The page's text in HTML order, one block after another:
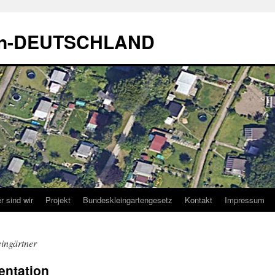
DEUTSCHLAND
sind wir Projekt Bundeskleingartengesetz Kontakt Impressum